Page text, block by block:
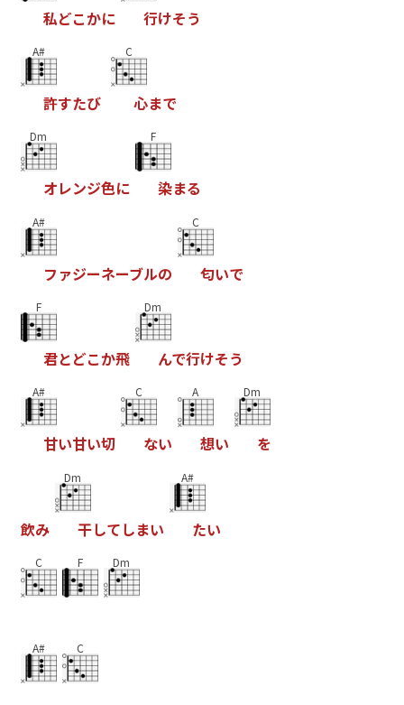
私どこかに 行けそう
A#
許すたび
C
心まで
Dm
オレンジ色に
F
染まる
A#
フ ァジーネーブルの
C
匂いで
F
君とどこか飛
Dm
んで行けそう
A#
甘い甘い切
C
ない
A
想い
Dm
を
飲み
Dm
干してしまい
A#
たい
C F Dm
A# C